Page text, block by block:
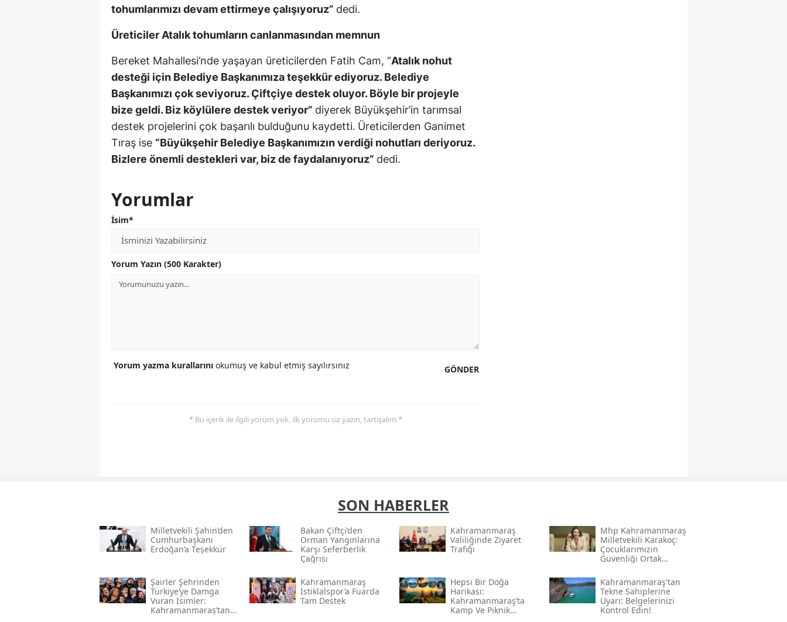
tohumlarımızı devam ettirmeye çalışıyoruz” dedi.
Üreticiler Atalık tohumların canlanmasından memnun
Bereket Mahallesi’nde yaşayan üreticilerden Fatih Cam, “Atalık nohut
desteği için Belediye Başkanımıza teşekkür ediyoruz. Belediye
Başkanımızı çok seviyoruz. Çiftçiye destek oluyor. Böyle bir projeyle
bize geldi. Biz köylülere destek veriyor” diyerek Büyükşehir’in tarımsal
destek projelerini çok başarılı bulduğunu kaydetti. Üreticilerden Ganimet
Tıraş ise “Büyükşehir Belediye Başkanımızın verdiği nohutları deriyoruz.
Bizlere önemli destekleri var, biz de faydalanıyoruz” dedi.
Yorumlar
İsim*
Yorum Yazın (500 Karakter)
GÖNDER
Yorum yazma kurallarını okumuş ve kabul etmiş sayılırsınız
* Bu içerik ile ilgili yorum yok, ilk yorumu siz yazın, tartışalım *
SON HABERLER
Milletvekili Şahin’den
Cumhurbaşkanı
Erdoğan’a Teşekkür
Bakan Çiftçi’den
Orman Yangınlarına
Karşı Seferberlik
Çağrısı
Kahramanmaraş
Valiliğinde Ziyaret
Trafiği
Mhp Kahramanmaraş
Milletvekili Karakoç:
Çocuklarımızın
Güvenliği Ortak
Şairler Şehrinden
Türkiye’ye Damga
Vuran İsimler:
Kahramanmaraş’tan
Kahramanmaraş
İstiklalspor’a Fuarda
Tam Destek
Hepsi Bir Doğa
Harikası:
Kahramanmaraş’ta
Kamp Ve Piknik
Kahramanmaraş'tan
Tekne Sahiplerine
Uyarı: Belgelerinizi
Kontrol Edin!